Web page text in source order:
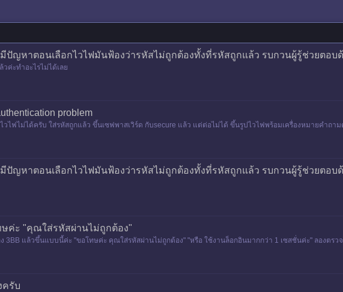
ปัญหาตอนเลือกไวไฟมันฟ้องว่ารหัสไม่ถูกต้องทั้งที่รหัสถูกแล้ว รบกวนผู้รู้ช่วยตอบ
ค่ะทำอะไรไม่ได้เลย
problem
วไฟไม่ได้ครับ ใส่รหัสถูกแล้ว ขึ้นเซฟพาสเวิร์ด กับsecure แล้ว แต่ต่อไม่ได้ ขึ้นรูปไวไฟพร้อมเครื่องหมายคำถา
ปัญหาตอนเลือกไวไฟมันฟ้องว่ารหัสไม่ถูกต้องทั้งที่รหัสถูกแล้ว รบกวนผู้รู้ช่วยตอบ
ษค่ะ "คุณใส่รหัสผ่านไม่ถูกต้อง"
3BB แล้วขึ้นแบบนี้ค่ะ "ขอโทษค่ะ คุณใส่รหัสผ่านไม่ถูกต้อง" "หรือ ใช้งานล็อกอินมากกว่า 1 เซสชั่นค่ะ" ลองตรว
ครับ